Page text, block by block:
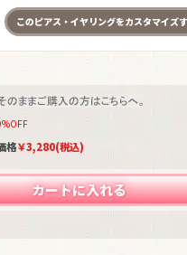
このピアス・イヤリングをカスタマイズ
格￥3,280(税込)
カートに入れる